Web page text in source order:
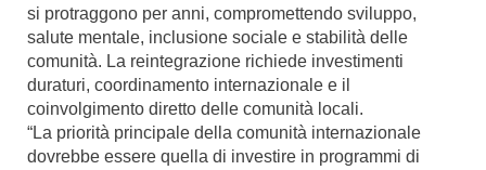
si protraggono per anni, compromettendo sviluppo,
salute mentale, inclusione sociale e stabilità delle
comunità. La reintegrazione richiede investimenti
duraturi, coordinamento internazionale e il
coinvolgimento diretto delle comunità locali.
“La priorità principale della comunità internazionale
dovrebbe essere quella di investire in programmi di